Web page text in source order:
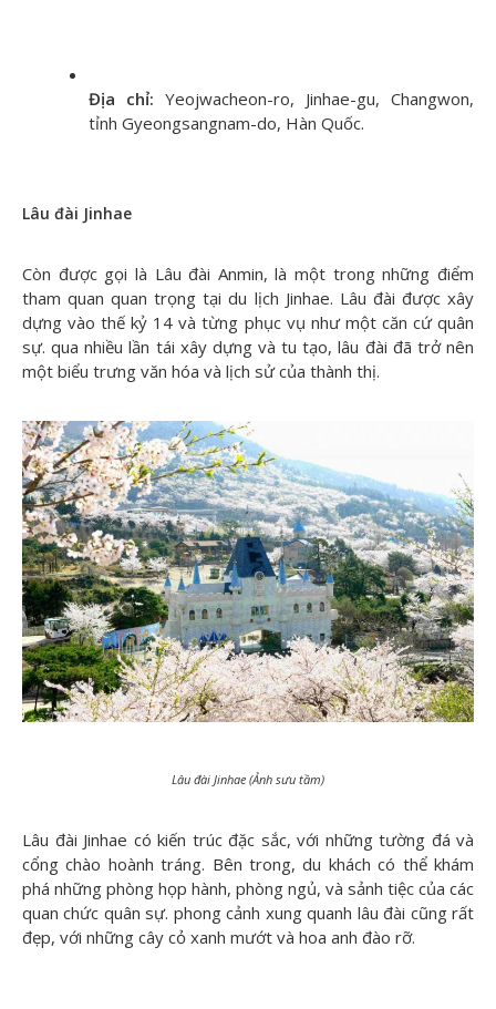
Địa chỉ: Yeojwacheon-ro, Jinhae-gu, Changwon,
tỉnh Gyeongsangnam-do, Hàn Quốc.
Lâu đài Jinhae
Còn được gọi là Lâu đài Anmin, là một trong những điểm
tham quan quan trọng tại du lịch Jinhae. Lâu đài được xây
dựng vào thế kỷ 14 và từng phục vụ như một căn cứ quân
sự. qua nhiều lần tái xây dựng và tu tạo, lâu đài đã trở nên
một biểu trưng văn hóa và lịch sử của thành thị.
Lâu đài Jinhae (Ảnh sưu tầm)
Lâu đài Jinhae có kiến trúc đặc sắc, với những tường đá và
cổng chào hoành tráng. Bên trong, du khách có thể khám
phá những phòng họp hành, phòng ngủ, và sảnh tiệc của các
quan chức quân sự. phong cảnh xung quanh lâu đài cũng rất
đẹp, với những cây cỏ xanh mướt và hoa anh đào rỡ.